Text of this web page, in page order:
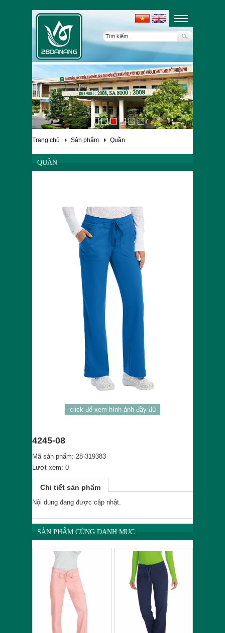
Trang chủ Sản phẩm Quần
QUẦN
click để xem hình ảnh đầy đủ
4245-08
Mã sản phẩm: 28-319383
Lượt xem: 0
Chi tiết sản phẩm
Nội dung đang được cập nhật.
SẢN PHẨM CÙNG DANH MỤC